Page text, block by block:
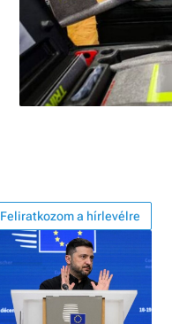
Feliratkozom a hírlevélre